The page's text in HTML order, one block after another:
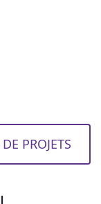
PROJETS